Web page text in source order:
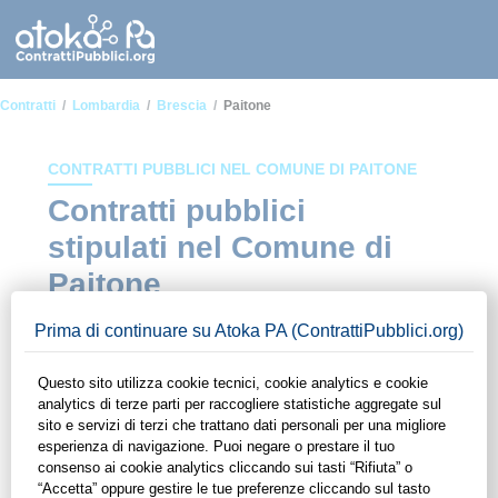
Contratti Lombardia Brescia Paitone
CONTRATTI PUBBLICI NEL COMUNE DI PAITONE
Contratti pubblici
stipulati nel Comune di
Paitone
ad alcuni dei contratti presenti nella piattaforma stipulati
ContrattiPubblici.org potrai monitorare la scadenza dei
contratti pubblici di tuo interesse e programmare la tua attività
commerciale con le Pubbliche Amministrazioni con largo
anticipo. Il servizio di ContrattiPubblici.org offre agli utenti 7
giorni di prova gratuiti per avere l'opportunità di conoscere e
consultare tutti i dati inerenti ai contratti stipulati da una